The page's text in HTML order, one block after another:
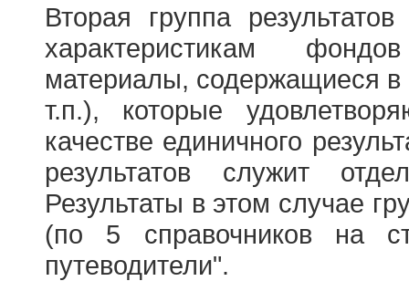
Вторая группа
характеристикам
материалы, содержащиеся в
т.п.), которые
качестве единичного
результатов служит
Результаты в этом случае
(по 5 справочников на
путеводители".